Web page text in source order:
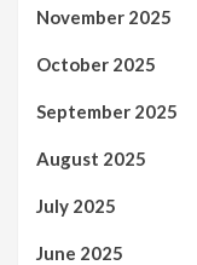
November 2025
October 2025
September 2025
August 2025
July 2025
June 2025